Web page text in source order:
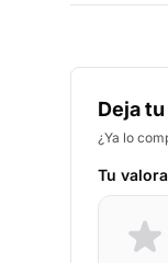
Deja
¿Ya lo
Tu